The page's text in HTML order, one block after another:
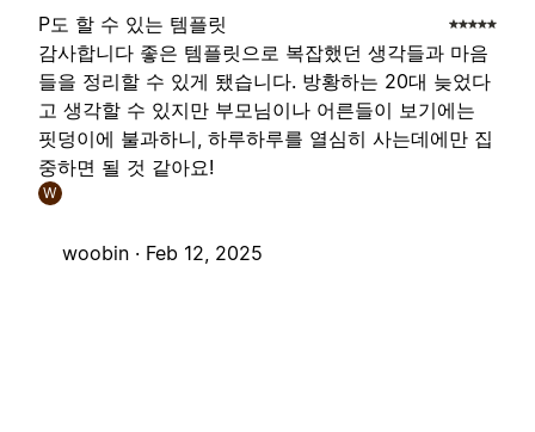
P도 할 수 있는 템플릿
감사합니다 좋은 템플릿으로 복잡했던 생각들과 마음
들을 정리할 수 있게 됐습니다. 방황하는 20대 늦었다
고 생각할 수 있지만 부모님이나 어른들이 보기에는
핏덩이에 불과하니, 하루하루를 열심히 사는데에만 집
중하면 될 것 같아요!
W
woobin · Feb 12, 2025